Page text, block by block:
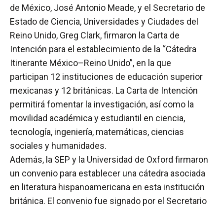
de México, José Antonio Meade, y el Secretario de
Estado de Ciencia, Universidades y Ciudades del
Reino Unido, Greg Clark, firmaron la Carta de
Intención para el establecimiento de la “Cátedra
Itinerante México–Reino Unido”, en la que
participan 12 instituciones de educación superior
mexicanas y 12 británicas. La Carta de Intención
permitirá fomentar la investigación, así como la
movilidad académica y estudiantil en ciencia,
tecnología, ingeniería, matemáticas, ciencias
sociales y humanidades.
Además, la SEP y la Universidad de Oxford firmaron
un convenio para establecer una cátedra asociada
en literatura hispanoamericana en esta institución
británica. El convenio fue signado por el Secretario